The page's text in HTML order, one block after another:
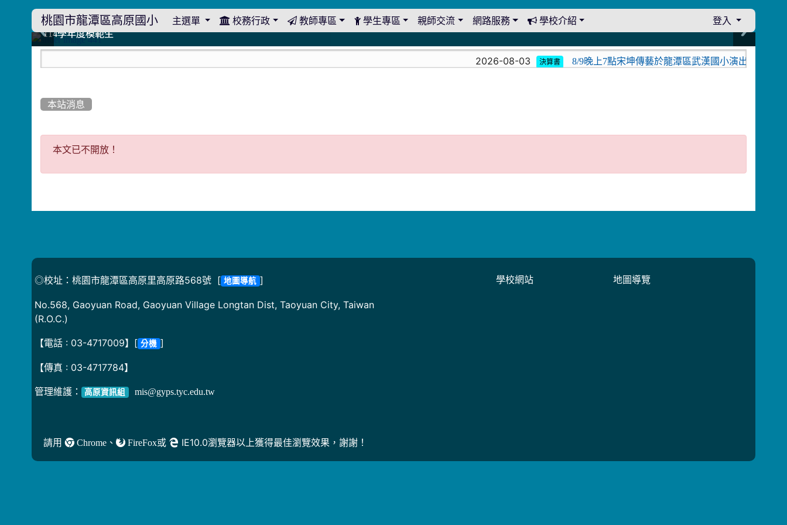
桃園市龍潭區高原國小 主選單 校務行政 教師專區 學生專區 親師交流 網路服務 學校介紹
登入
114學年度模範生
114學年度模範生
高原110 追夢向前行
高原110 追夢向前行
橄欖樹群
橄欖樹群
:::
2026-08-03 決算書 8/9晚上7點宋坤傳藝於龍潭區武漢國小演出。中壢光
本站消息
本文已不開放！
本文已不開放！
◎校址：桃園市龍潭區高原里高原路568號 [ 地圖導航 ]
No.568, Gaoyuan Road, Gaoyuan Village Longtan Dist, Taoyuan City, Taiwan
(R.O.C.)
【電話 : 03-4717009】[ 分機 ]
【傳真 : 03-4717784】
管理維護： 高原資訊組 mis@gyps.tyc.edu.tw
學校網站 地圖導覽
請用 Chrome、 FireFox或 IE10.0瀏覽器以上獲得最佳瀏覽效果，謝謝！